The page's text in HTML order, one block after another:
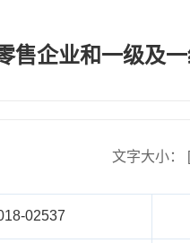
售企业和一级及
文字大小：
02537